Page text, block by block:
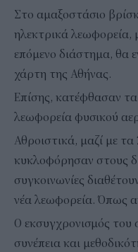
Στο αμαξοστάσιο
ηλεκτρικά λεωφορεία,
επόμενο διάστημα, θα
χάρτη της Αθήνας.
Επίσης, κατέφθασαν
λεωφορεία φυσικού
Αθροιστικά, μαζί με
κυκλοφόρησαν στους
συγκοινωνίες
νέα λεωφορεία. Όπως
Ο εκσυγχρονισμός του
συνέπεια και